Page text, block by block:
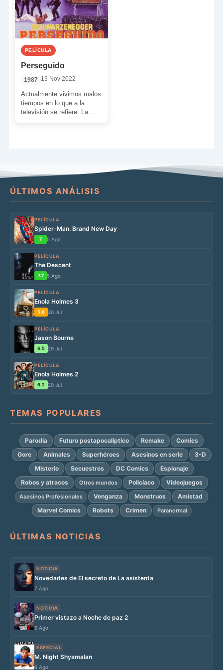
PELÍCULA
Perseguido
1987 13 Nov 2022
Actualmente vivimos malos
tiempos en lo que a la
televisión se refiere. La
ÚLTIMOS ANÁLISIS
PELÍCULA
Spider-Man: Brand New Day
7 5 Ago
PELÍCULA
The Descent
7.7 5 Ago
PELÍCULA
Enola Holmes 3
5.6 30 Jul
PELÍCULA
Jason Bourne
6.5 29 Jul
PELÍCULA
Enola Holmes 2
6.2 29 Jul
TEMAS POPULARES
Parodia Futuro postapocalíptico Remake
Comics
Gore
Animales Superhéroes Asesinos en serie
3-D
Misterio
Secuestros DC Comics
Espionaje
Robos y atracos
Otros mundos Policíaco Videojuegos
Asesinos Profesionales Venganza Monstruos
Amistad
Marvel Comics
Robots Crimen Paranormal
ÚLTIMAS NOTICIAS
NOTICIA
Novedades de El secreto de La asistenta
7 Ago
NOTICIA
Primer vistazo a Noche de paz 2
6 Ago
ESPECIAL
M. Night Shyamalan
6 Ago